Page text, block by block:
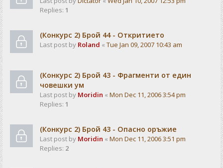
Replies: 1
(Конкурс 2) Брой 44 - Откритието
Last post by Roland « Tue Jan 09, 2007 10:43 am
(Конкурс 2) Брой 43 - Фрагменти от един
човешки ум
Last post by Moridin « Mon Dec 11, 2006 3:54 pm
Replies: 1
(Конкурс 2) Брой 43 - Опасно оръжие
Last post by Moridin « Mon Dec 11, 2006 3:51 pm
Replies: 2